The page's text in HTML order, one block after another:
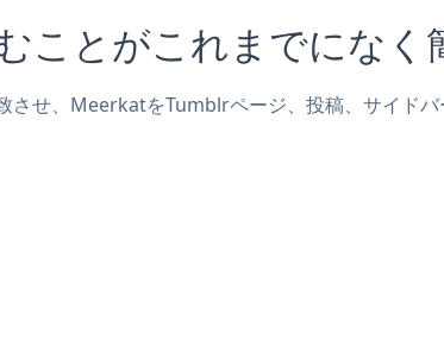
とがこれまでになく
せ、MeerkatをTumblrページ、投稿、サイド